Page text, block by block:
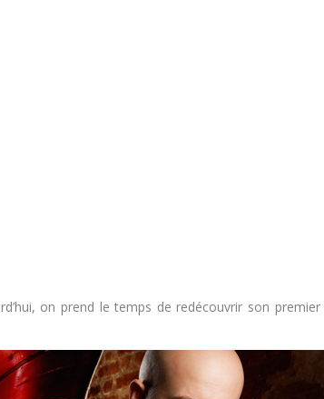
on prend le temps de redécouvrir son